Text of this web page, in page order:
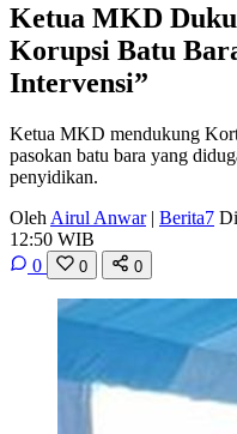
Ketua MKD
Korupsi Batu
Intervensi”
Ketua MKD mendukung
pasokan batu bara yang
penyidikan.
Oleh Airul Anwar | Berita7
12:50 WIB
0
0 0